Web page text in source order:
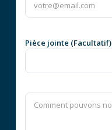
Pièce jointe (Facultatif)